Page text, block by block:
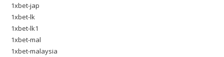
1xbet-jap
1xbet-lk
1xbet-lk1
1xbet-mal
1xbet-malaysia